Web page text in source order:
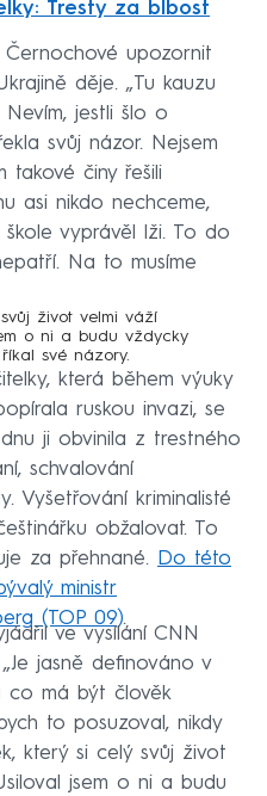
Tresty za blbost
upozornit
děje. „Tu kauzu
jestli šlo o
svůj názor. Nejsem
takové činy řešili
asi nikdo nechceme,
vyprávěl lži. To do
Na to musíme
život velmi váží
o ni a budu vždycky
své názory.
která během výuky
ruskou invazi, se
ji obvinila z trestného
schvalování
Vyšetřování kriminalisté
obžalovat. To
za přehnané. Do této
ministr
(TOP 09).
ve vysílání CNN
jasně definováno v
co má být člověk
to posuzoval, nikdy
který si celý svůj život
jsem o ni a budu